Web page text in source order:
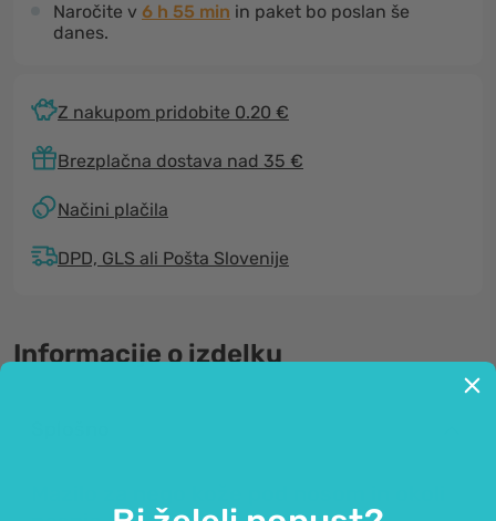
Naročite v 6 h 55 min in paket bo poslan še
danes.
Z nakupom pridobite 0.20 €
Brezplačna dostava nad 35 €
Načini plačila
DPD, GLS ali Pošta Slovenije
Informacije o izdelku